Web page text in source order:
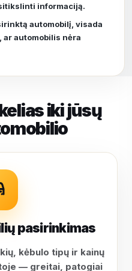
informaciją.
automobilį, visada
automobilis nėra
iki jūsų
pasirinkimas
kėbulo tipų ir kainų
— greitai, patogiai